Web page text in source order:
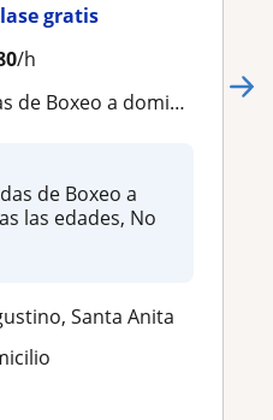
gratis
/h
esperes más Entrena y conviértete en un verdadero campeó
de Boxeo a
las edades, No
Santa Anita